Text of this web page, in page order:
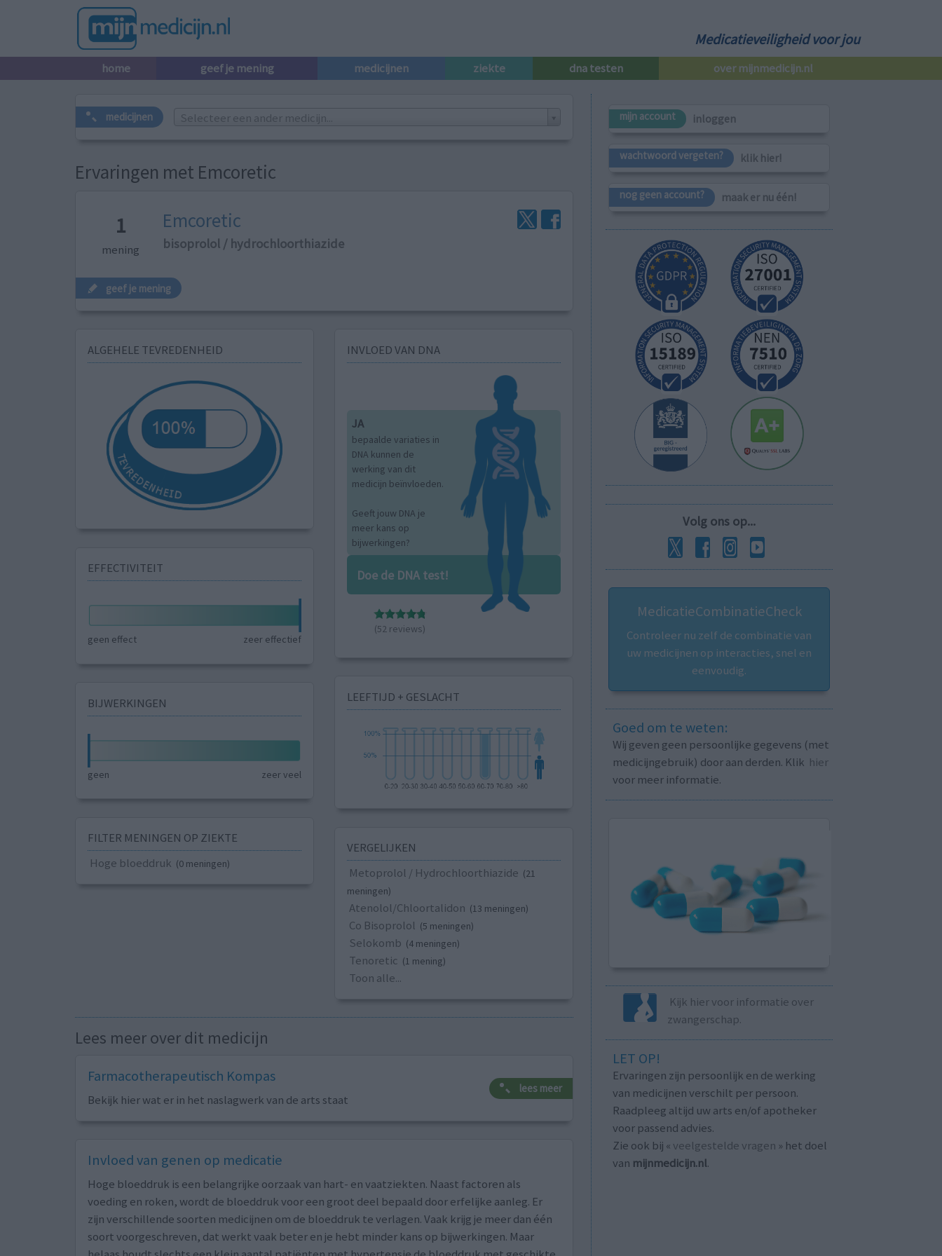
Medicatieveiligheid voor jou
home geef je mening medicijnen ziekte dna testen over mijnmedicijn.nl
medicijnen Selecteer een ander medicijn...
Ervaringen met Emcoretic
1
mening
Emcoretic
bisoprolol / hydrochloorthiazide
geef je mening
ALGEHELE TEVREDENHEID
EFFECTIVITEIT
geen effect zeer effectief
BIJWERKINGEN
geen zeer veel
FILTER MENINGEN OP ZIEKTE
Hoge bloeddruk (0 meningen)
INVLOED VAN DNA
JA
bepaalde variaties in
DNA kunnen de
werking van dit
medicijn beïnvloeden.
Geeft jouw DNA je
meer kans op
bijwerkingen?
Doe de DNA test!
(52 reviews)
LEEFTIJD + GESLACHT
VERGELIJKEN
Metoprolol / Hydrochloorthiazide (21
meningen)
Atenolol/Chloortalidon (13 meningen)
Co Bisoprolol (5 meningen)
Selokomb (4 meningen)
Tenoretic (1 mening)
Toon alle...
Lees meer over dit medicijn
Farmacotherapeutisch Kompas
Bekijk hier wat er in het naslagwerk van de arts staat
lees meer
Invloed van genen op medicatie
Hoge bloeddruk is een belangrijke oorzaak van hart- en vaatziekten. Naast factoren als
voeding en roken, wordt de bloeddruk voor een groot deel bepaald door erfelijke aanleg. Er
zijn verschillende soorten medicijnen om de bloeddruk te verlagen. Vaak krijg je meer dan één
soort voorgeschreven, dat werkt vaak beter en je hebt minder kans op bijwerkingen. Maar
mijn account inloggen
wachtwoord vergeten? klik hier!
nog geen account? maak er nu één!
Volg ons op...
MedicatieCombinatieCheck
Controleer nu zelf de combinatie van
uw medicijnen op interacties, snel en
eenvoudig.
Goed om te weten:
Wij geven geen persoonlijke gegevens (met
medicijngebruik) door aan derden. Klik hier
voor meer informatie.
Kijk hier voor informatie over
zwangerschap.
LET OP!
Ervaringen zijn persoonlijk en de werking
van medicijnen verschilt per persoon.
Raadpleeg altijd uw arts en/of apotheker
voor passend advies.
Zie ook bij « veelgestelde vragen » het doel
van mijnmedicijn.nl.